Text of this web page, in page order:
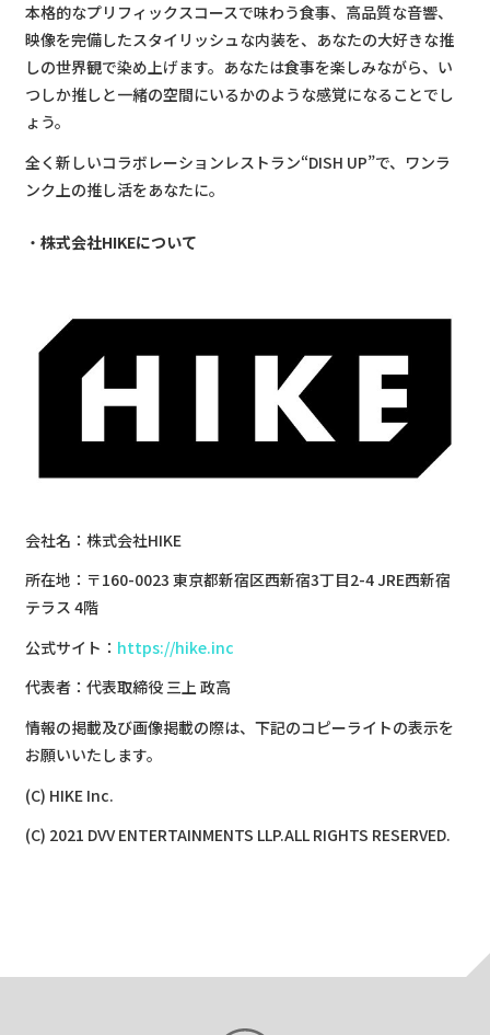
本格的なプリフィックスコースで味わう食事、高品質な音響、
映像を完備したスタイリッシュな内装を、あなたの大好きな推
しの世界観で染め上げます。あなたは食事を楽しみながら、い
つしか推しと一緒の空間にいるかのような感覚になることでし
ょう。
全く新しいコラボレーションレストラン“DISH UP”で、ワンラ
ンク上の推し活をあなたに。
株式会社HIKEについて
会社名：株式会社HIKE
所在地：〒160-0023 東京都新宿区西新宿3丁目2-4 JRE西新宿
テラス 4階
公式サイト： https://hike.inc
代表者：代表取締役 三上 政高
情報の掲載及び画像掲載の際は、下記のコピーライトの表示を
お願いいたします。
(C) HIKE Inc.
(C) 2021 DVV ENTERTAINMENTS LLP.ALL RIGHTS RESERVED.